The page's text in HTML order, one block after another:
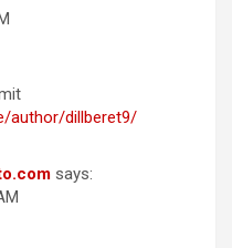
author/dillberet9/
says: